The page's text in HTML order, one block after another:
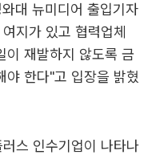
대 뉴미디어 출입기자
지가 있고 협력업체
이 재발하지 않도록 금
야 한다"고 입장을 밝혔
스 인수기업이 나타나